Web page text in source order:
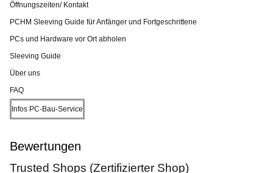
Öffnungszeiten/ Kontakt
PCHM Sleeving Guide für Anfänger und Fortgeschrittene
PCs und Hardware vor Ort abholen
Sleeving Guide
Über uns
FAQ
Infos PC-Bau-Service
Bewertungen
Trusted Shops (Zertifizierter Shop)